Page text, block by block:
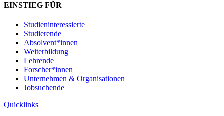
EINSTIEG FÜR
Studieninteressierte
Studierende
Absolvent*innen
Weiterbildung
Lehrende
Forscher*innen
Unternehmen & Organisationen
Jobsuchende
Quicklinks